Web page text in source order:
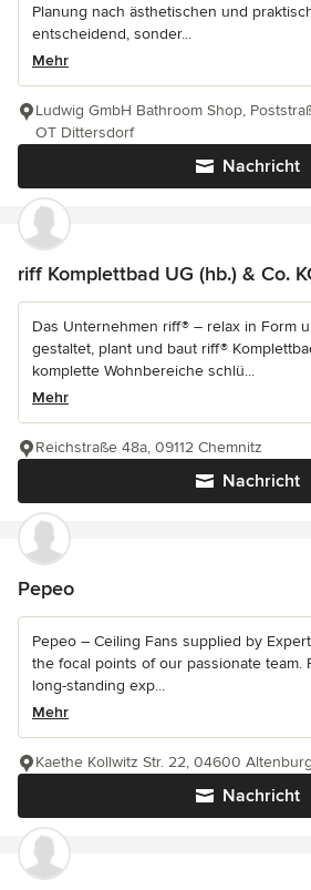
Planung nach ästhetischen und
entscheidend, sonder...
Mehr
Nachricht
Ludwig GmbH Bathroom Shop,
OT Dittersdorf
riff Komplettbad UG (hb.) & Co.
Das Unternehmen riff® – relax in Form
gestaltet, plant und baut riff®
komplette Wohnbereiche schlü...
Mehr
Nachricht
Reichstraße 48a, 09112 Chemnitz
Pepeo
Pepeo – Ceiling Fans supplied by
the focal points of our passionate team.
long-standing exp...
Mehr
Nachricht
Kaethe Kollwitz Str. 22, 04600 Altenburg